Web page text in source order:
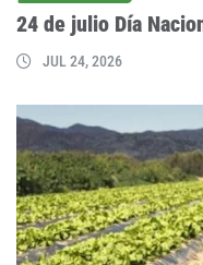
24 de julio Día
JUL 24, 2026